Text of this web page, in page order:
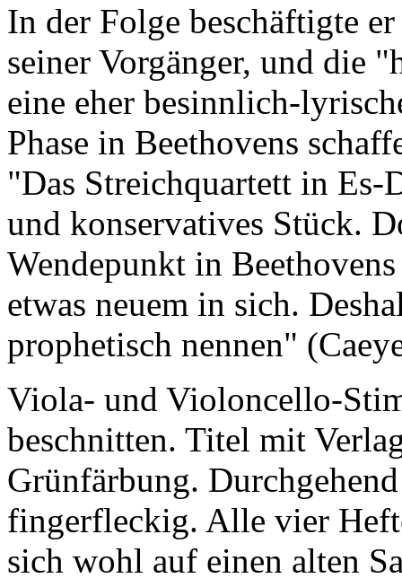
In der Folge beschäftigte
seiner Vorgänger, und die
eine eher besinnlich-
Phase in Beethovens
"Das Streichquartett in
und konservatives Stück.
Wendepunkt in
etwas neuem in sich.
prophetisch nennen"
Viola- und Violoncello-
beschnitten. Titel mit
Grünfärbung.
fingerfleckig. Alle vier
sich wohl auf einen alten